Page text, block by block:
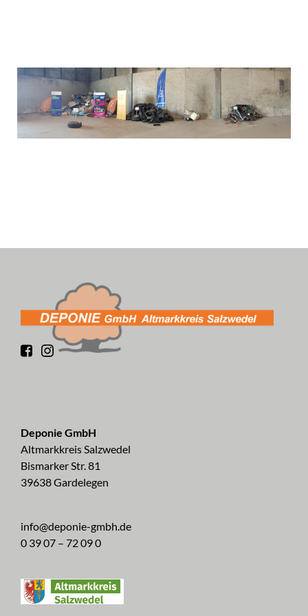
Deponie GmbH
Altmarkkreis Salzwedel
Bismarker Str. 81
39638 Gardelegen
info@deponie-gmbh.de
0 39 07 – 72 09 0